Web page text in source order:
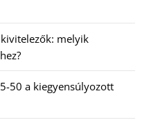
melyik
50 a kiegyensúlyozott